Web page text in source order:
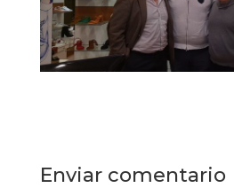
Enviar comentario